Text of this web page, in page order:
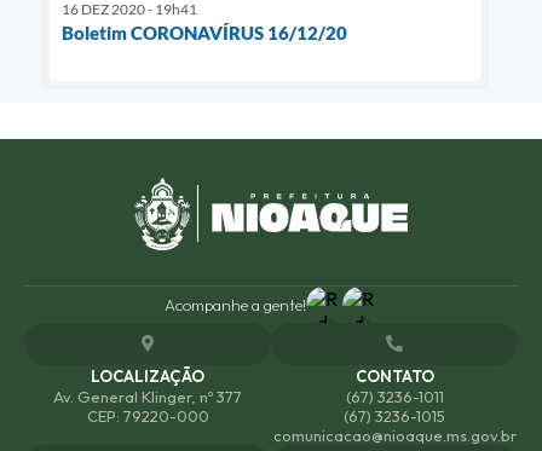
16 DEZ 2020 - 19h41
Boletim CORONAVÍRUS 16/12/20
Acompanhe a gente!
LOCALIZAÇÃO
Av. General Klinger, nº 377
CEP: 79220-000
CONTATO
(67) 3236-1011
(67) 3236-1015
comunicacao@nioaque.ms.gov.br